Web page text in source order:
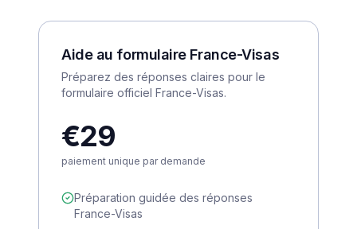
Aide au formulaire France-Visas
Préparez des réponses claires pour le
formulaire officiel France-Visas.
€29
paiement unique par demande
Préparation guidée des réponses
France-Visas